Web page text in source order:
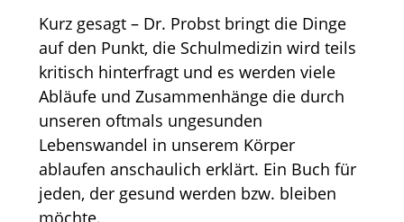
Kurz gesagt – Dr. Probst bringt die Dinge
auf den Punkt, die Schulmedizin wird teils
kritisch hinterfragt und es werden viele
Abläufe und Zusammenhänge die durch
unseren oftmals ungesunden
Lebenswandel in unserem Körper
ablaufen anschaulich erklärt. Ein Buch für
jeden, der gesund werden bzw. bleiben
möchte.